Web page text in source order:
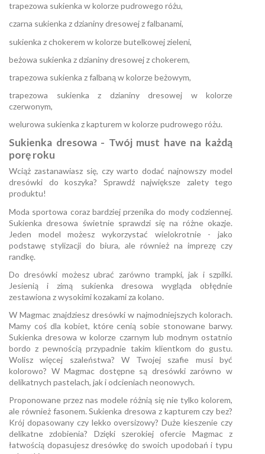
trapezowa sukienka w kolorze pudrowego różu,
czarna sukienka z dzianiny dresowej z falbanami,
sukienka z chokerem w kolorze butelkowej zieleni,
beżowa sukienka z dzianiny dresowej z chokerem,
trapezowa sukienka z falbaną w kolorze beżowym,
trapezowa sukienka z dzianiny dresowej w kolorze
czerwonym,
welurowa sukienka z kapturem w kolorze pudrowego różu.
Sukienka dresowa - Twój must have na każdą
porę roku
Wciąż zastanawiasz się, czy warto dodać najnowszy model
dresówki do koszyka? Sprawdź największe zalety tego
produktu!
Moda sportowa coraz bardziej przenika do mody codziennej.
Sukienka dresowa świetnie sprawdzi się na różne okazje.
Jeden model możesz wykorzystać wielokrotnie - jako
podstawę stylizacji do biura, ale również na imprezę czy
randkę.
Do dresówki możesz ubrać zarówno trampki, jak i szpilki.
Jesienią i zimą sukienka dresowa wygląda obłędnie
zestawiona z wysokimi kozakami za kolano.
W Magmac znajdziesz dresówki w najmodniejszych kolorach.
Mamy coś dla kobiet, które cenią sobie stonowane barwy.
Sukienka dresowa w kolorze czarnym lub modnym ostatnio
bordo z pewnością przypadnie takim klientkom do gustu.
Wolisz więcej szaleństwa? W Twojej szafie musi być
kolorowo? W Magmac dostępne są dresówki zarówno w
delikatnych pastelach, jak i odcieniach neonowych.
Proponowane przez nas modele różnią się nie tylko kolorem,
ale również fasonem. Sukienka dresowa z kapturem czy bez?
Krój dopasowany czy lekko oversizowy? Duże kieszenie czy
delikatne zdobienia? Dzięki szerokiej ofercie Magmac z
łatwością dopasujesz dresówkę do swoich upodobań i typu